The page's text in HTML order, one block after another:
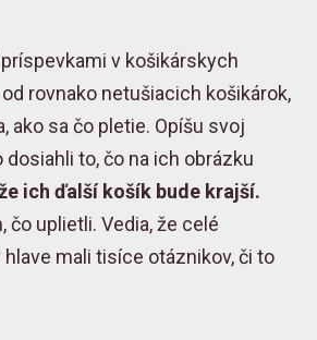
v košikárskych
rovnako netušiacich košikárok,
ako sa čo pletie. Opíšu svoj
dosiahli to, čo na ich obrázku
ich ďalší košík bude krajší.
čo uplietli. Vedia, že celé
hlave mali tisíce otáznikov, či to